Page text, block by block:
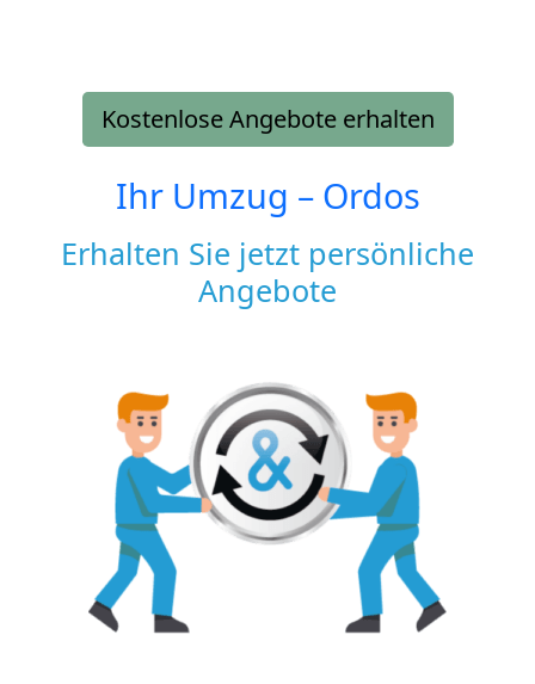
Kostenlose Angebote erhalten
Ihr Umzug – Ordos
Erhalten Sie jetzt persönliche
Angebote